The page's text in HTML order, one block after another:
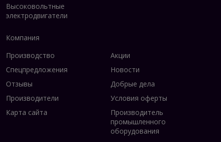
Высоковольтные
электродвигатели
Компания
Производство
Акции
Спецпредложения
Новости
Отзывы
Добрые дела
Производители
Условия оферты
Карта сайта
Производитель
промышленного
оборудования